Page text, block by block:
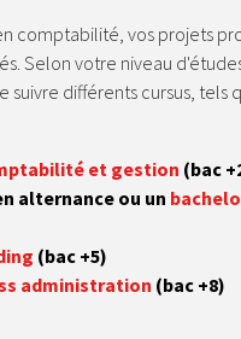
comptabilité, vos projets
Selon votre niveau
suivre différents cursus, tels
et gestion (bac
alternance ou un
(bac +5)
administration (bac +8)